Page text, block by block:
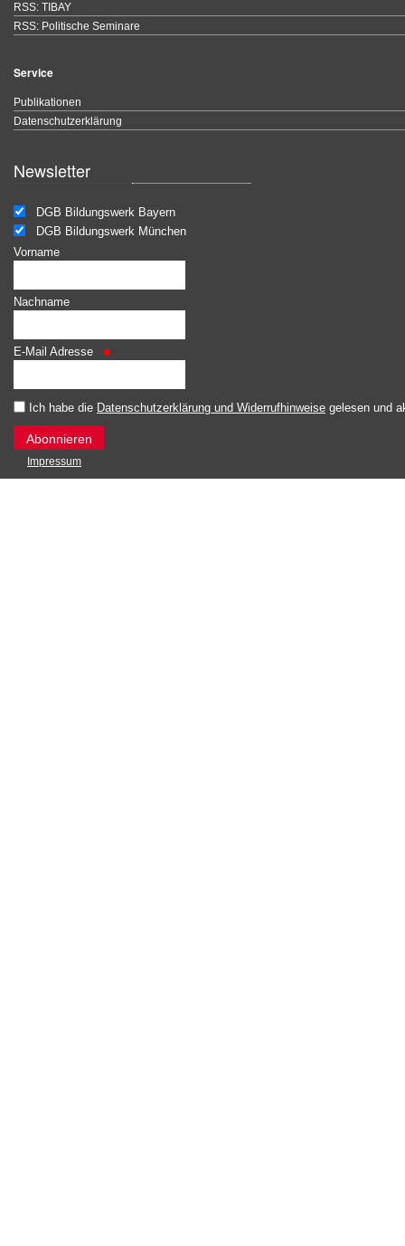
RSS: TIBAY
RSS: Politische Seminare
Service
Publikationen
Datenschutzerklärung
Newsletter
DGB Bildungswerk Bayern
DGB Bildungswerk München
Vorname
Nachname
E-Mail Adresse
Ich habe die Datenschutzerklärung und Widerrufhinweise gelesen und
Impressum